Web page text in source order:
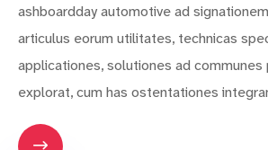
ashboardday automotive ad
articulus eorum utilitates, technicas
applicationes, solutiones ad communes
explorat, cum has ostentationes
